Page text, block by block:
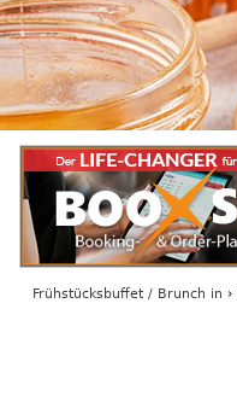
Frühstücksbuffet / Brunch in ›